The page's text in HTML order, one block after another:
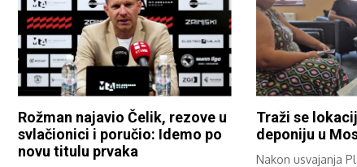
Rožman najavio Čelik, rezove u
svlačionici i poručio: Idemo po
novu titulu prvaka
Traži se
deponiju u
Nakon usvajanja